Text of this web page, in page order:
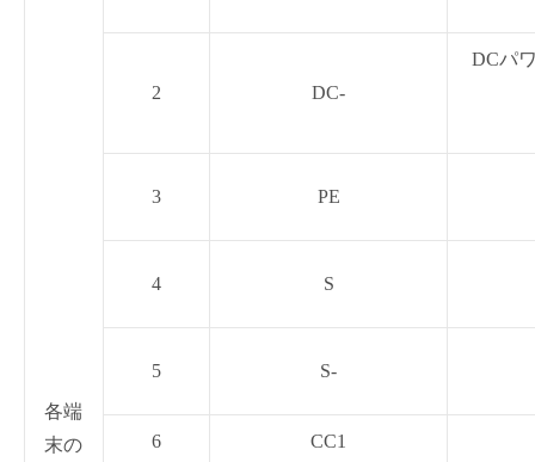
各端
末の
2 DC-
DCパ
3 PE
4 S
5 S-
6 CC1